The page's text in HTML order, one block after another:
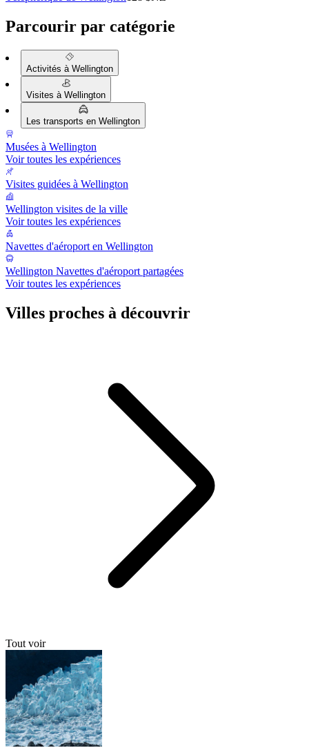
Parcourir par catégorie
Activités à Wellington
Visites à Wellington
Les transports en Wellington
Musées à Wellington
Voir toutes les expériences
Visites guidées à Wellington
Wellington visites de la ville
Voir toutes les expériences
Navettes d'aéroport en Wellington
Wellington Navettes d'aéroport partagées
Voir toutes les expériences
Villes proches à découvrir
Tout voir